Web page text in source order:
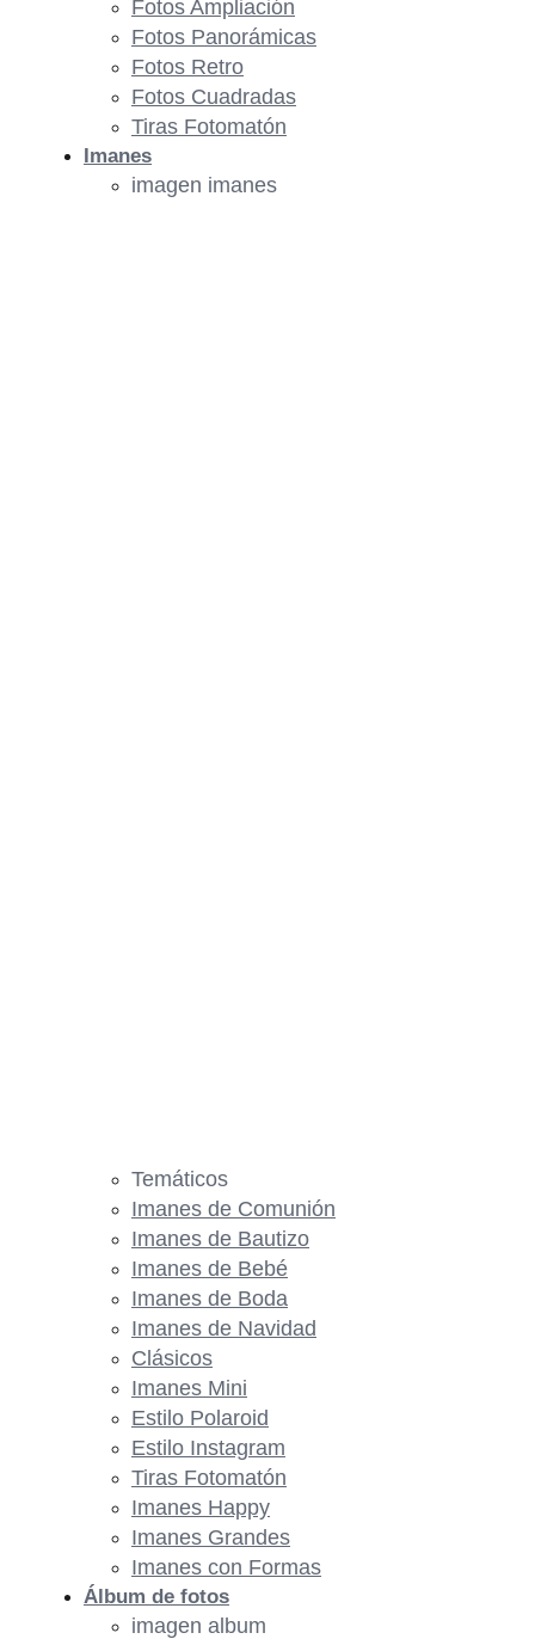
Fotos Ampliación
Fotos Panorámicas
Fotos Retro
Fotos Cuadradas
Tiras Fotomatón
Imanes
imagen imanes
Temáticos
Imanes de Comunión
Imanes de Bautizo
Imanes de Bebé
Imanes de Boda
Imanes de Navidad
Clásicos
Imanes Mini
Estilo Polaroid
Estilo Instagram
Tiras Fotomatón
Imanes Happy
Imanes Grandes
Imanes con Formas
Álbum de fotos
imagen album